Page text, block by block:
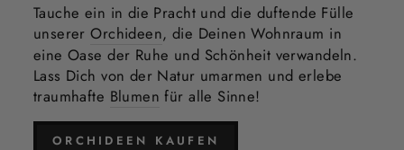
Tauche ein in die Pracht und die duftende Fülle
unsererOrchideen, die Deinen Wohnraum in
eine Oase der Ruhe und Schönheit verwandeln.
Lass Dich von der Natur umarmen und erlebe
traumhafte Blumen für alle Sinne!
ORCHIDEEN KAUFEN